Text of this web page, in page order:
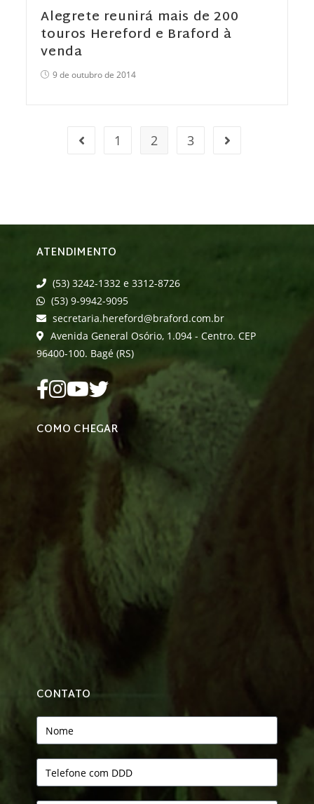
Alegrete reunirá mais de 200
touros Hereford e Braford à
venda
9 de outubro de 2014
1 2 3
ATENDIMENTO
(53) 3242-1332 e 3312-8726
(53) 9-9942-9095
secretaria.hereford@braford.com.br
Avenida General Osório, 1.094 - Centro. CEP
96400-100. Bagé (RS)
COMO CHEGAR
CONTATO